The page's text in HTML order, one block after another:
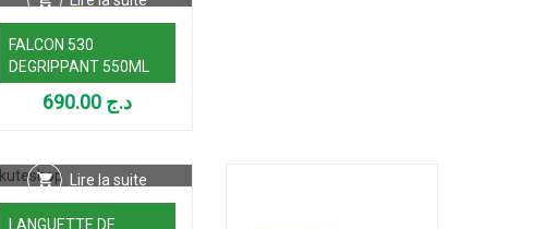
FALCON 530
DEGRIPPANT 550ML
د.ج 690.00
Lire la suite
LANGUETTE DE